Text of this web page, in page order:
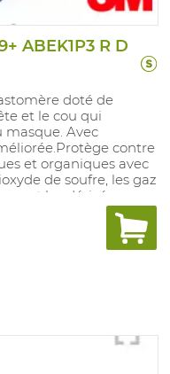
ABEK1P3 R D
doté de
et le cou qui
Avec
contre
et organiques avec
de soufre, les gaz
et les dérivés
particules toxiques de
Filtre à gaz de la
maximale de 0,1 %.
Taille: universelle.